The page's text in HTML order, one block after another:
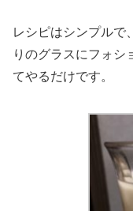
レシピはシンプルで
りのグラスにフォシ
てやるだけです。